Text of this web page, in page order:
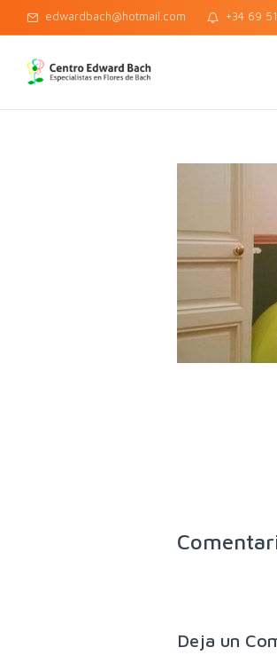
edwardbach@hotmail.com +34 69
Deja un